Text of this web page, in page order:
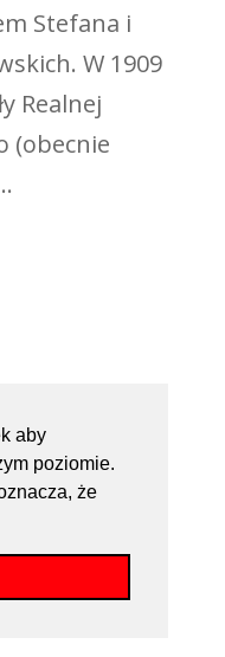
aby
poziomie.
że
Stefana i
W 1909
Realnej
(obecnie